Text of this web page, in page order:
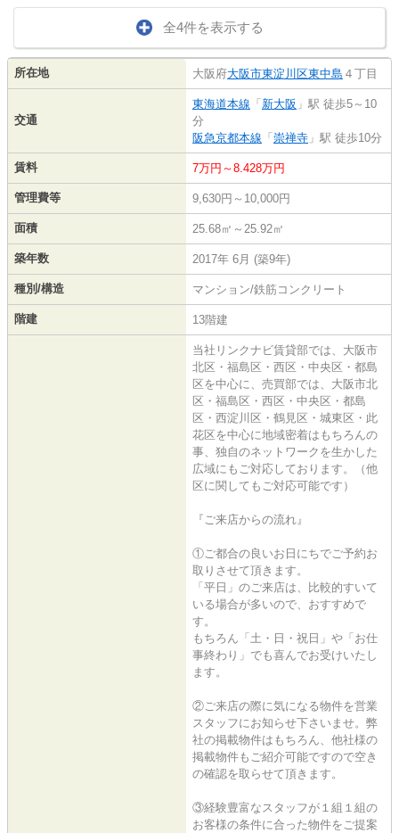
全4件を表示する
所在地 大阪府大阪市東淀川区東中島 ４丁目
交通
東海道本線 「 新大阪 」駅 徒歩5～10
分
阪急京都本線 「 崇禅寺 」駅 徒歩10分
賃料 7万円～8.428万円
管理費等 9,630円～10,000円
面積 25.68㎡～25.92㎡
築年数 2017年 6月 (築9年)
種別/構造 マンション/鉄筋コンクリート
階建 13階建
当社リンクナビ賃貸部では、大阪市
北区・福島区・西区・中央区・都島
区を中心に、売買部では、大阪市北
区・福島区・西区・中央区・都島
区・西淀川区・鶴見区・城東区・此
花区を中心に地域密着はもちろんの
事、独自のネットワークを生かした
広域にもご対応しております。（他
区に関してもご対応可能です）
『ご来店からの流れ』
①ご都合の良いお日にちでご予約お
取りさせて頂きます。
「平日」のご来店は、比較的すいて
いる場合が多いので、おすすめで
す。
もちろん「土・日・祝日」や「お仕
事終わり」でも喜んでお受けいたし
ます。
②ご来店の際に気になる物件を営業
スタッフにお知らせ下さいませ。弊
社の掲載物件はもちろん、他社様の
掲載物件もご紹介可能ですので空き
の確認を取らせて頂きます。
③経験豊富なスタッフが１組１組の
お客様の条件に合った物件をご提案